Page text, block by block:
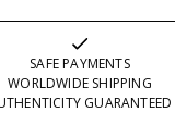
SAFE PAYMENTS
WORLDWIDE SHIPPING
GUARANTEED